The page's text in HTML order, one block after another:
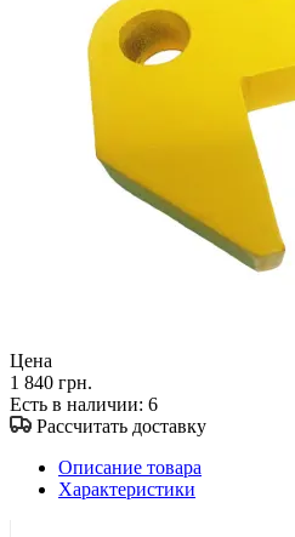
Цена
1 840 грн.
Есть в наличии: 6
Рассчитать доставку
Описание товара
Характеристики